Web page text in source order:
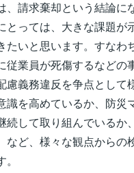
、請求棄却という結論に
とっては、大きな課題が
たいと思います。すなわ
従業員が死傷するなどの
慮義務違反を争点として
識を高めているか、防災
続して取り組んでいるか
など、様々な観点からの